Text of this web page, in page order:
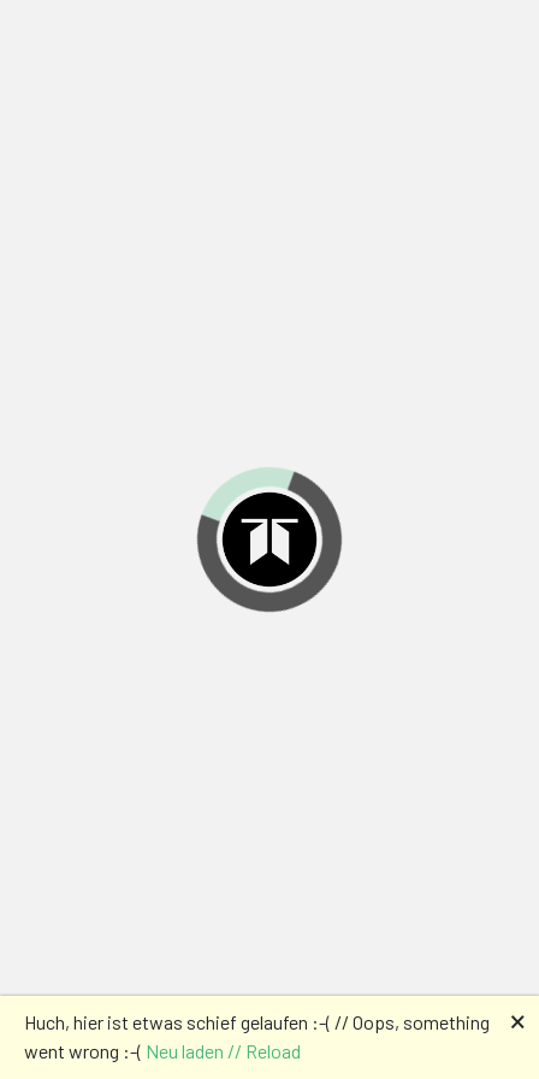
Huch, hier ist etwas schief gelaufen :-( // Oops, something
went wrong :-( Neu laden // Reload
🗙